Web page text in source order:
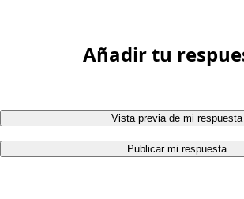
Añadir tu
Vista previa de mi respuesta
Publicar mi respuesta